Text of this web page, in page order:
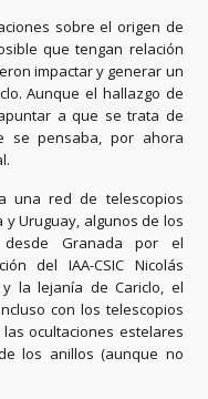
sobre el origen de
que tengan relación
impactar y generar un
Aunque el hallazgo de
a que se trata de
se pensaba, por ahora
una red de telescopios
y Uruguay, algunos de los
Granada por el
del IAA-CSIC Nicolás
la lejanía de Cariclo, el
con los telescopios
ocultaciones estelares
los anillos (aunque no